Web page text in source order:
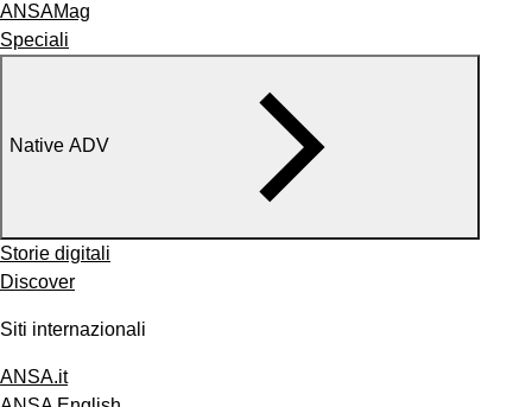
ANSAMag
Speciali
Native ADV
Storie digitali
Discover
Siti internazionali
ANSA.it